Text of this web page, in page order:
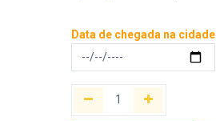
Data de chegada na cidade